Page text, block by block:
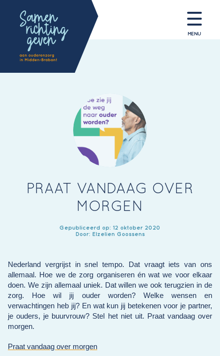
MENU
PRAAT VANDAAG OVER
MORGEN
Gepubliceerd op: 12 oktober 2020
Door: Elzelien Goossens
Nederland vergrijst in snel tempo. Dat vraagt iets van ons
allemaal. Hoe we de zorg organiseren én wat we voor elkaar
doen. We zijn allemaal uniek. Dat willen we ook terugzien in de
zorg. Hoe wil jij ouder worden? Welke wensen en
verwachtingen heb jij? En wat kun jij betekenen voor je partner,
je ouders, je buurvrouw? Stel het niet uit. Praat vandaag over
morgen.
Praat vandaag over morgen